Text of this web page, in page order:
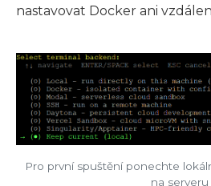
nastavovat Docker ani
Pro první spuštění ponechte
na serveru